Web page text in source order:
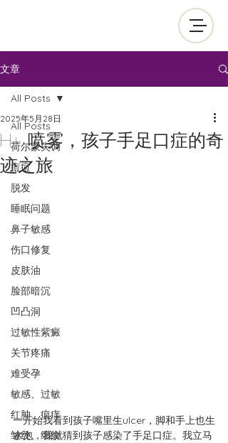
文章
All Posts
荷尔蒙失调
痘痘
脱发
睡眠问题
鼻子敏感
伤口修复
皮肤油
脸部暗沉
凹凸洞
过敏性紫癜
关节疼痛
难受孕
敏感、过敏
红肿、痕痒
皱纹、细纹
All Posts
H+ 喷雾，孩子手足口症的奇
迹之旅
2025年5月28日
一开始我看到孩子嘴里生ulcer，脚和手上也生
水泡，我就猜到孩子感染了手足口症。我立马